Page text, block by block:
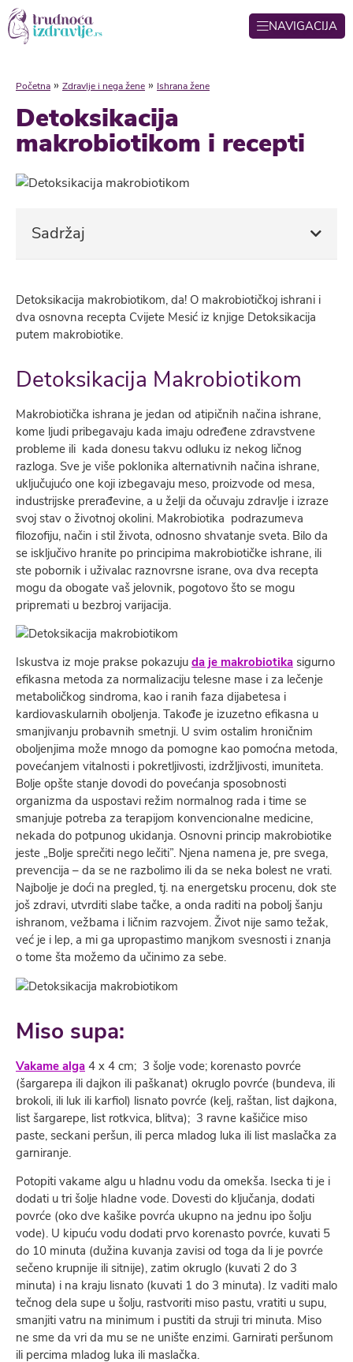
NAVIGACIJA
Početna » Zdravlje i nega žene » Ishrana žene
Detoksikacija
makrobiotikom i recepti
Sadržaj
Detoksikacija makrobiotikom, da! O makrobiotičkoj ishrani i
dva osnovna recepta Cvijete Mesić iz knjige Detoksikacija
putem makrobiotike.
Detoksikacija Makrobiotikom
Makrobiotička ishrana je jedan od atipičnih načina ishrane,
kome ljudi pribegavaju kada imaju određene zdravstvene
probleme ili kada donesu takvu odluku iz nekog ličnog
razloga. Sve je više poklonika alternativnih načina ishrane,
uključujućo one koji izbegavaju meso, proizvode od mesa,
industrijske prerađevine, a u želji da očuvaju zdravlje i izraze
svoj stav o životnoj okolini. Makrobiotika podrazumeva
filozofiju, način i stil života, odnosno shvatanje sveta. Bilo da
se isključivo hranite po principima makrobiotičke ishrane, ili
ste pobornik i uživalac raznovrsne israne, ova dva recepta
mogu da obogate vaš jelovnik, pogotovo što se mogu
pripremati u bezbroj varijacija.
Iskustva iz moje prakse pokazuju da je makrobiotika sigurno
efikasna metoda za normalizaciju telesne mase i za lečenje
metaboličkog sindroma, kao i ranih faza dijabetesa i
kardiovaskularnih oboljenja. Takođe je izuzetno efikasna u
smanjivanju probavnih smetnji. U svim ostalim hroničnim
oboljenjima može mnogo da pomogne kao pomoćna metoda,
povećanjem vitalnosti i pokretljivosti, izdržljivosti, imuniteta.
Bolje opšte stanje dovodi do povećanja sposobnosti
organizma da uspostavi režim normalnog rada i time se
smanjuje potreba za terapijom konvencionalne medicine,
nekada do potpunog ukidanja. Osnovni princip makrobiotike
jeste „Bolje sprečiti nego lečiti”. Njena namena je, pre svega,
prevencija – da se ne razbolimo ili da se neka bolest ne vrati.
Najbolje je doći na pregled, tj. na energetsku procenu, dok ste
još zdravi, utvrditi slabe tačke, a onda raditi na pobolj­ šanju
ishranom, vežbama i ličnim razvojem. Život nije samo težak,
već je i lep, a mi ga upropastimo manjkom svesnosti i znanja
o tome šta možemo da učinimo za sebe.
Miso supa:
Vakame alga 4 x 4 cm; 3 šolje vode; korenasto povrće
(šargarepa ili dajkon ili paškanat) okruglo povrće (bundeva, ili
brokoli, ili luk ili karfiol) lisnato povrće (kelj, raštan, list dajkona,
list šargarepe, list rotkvica, blitva); 3 ravne kašičice miso
paste, seckani peršun, ili perca mladog luka ili list maslačka za
garniranje.
Potopiti vakame algu u hladnu vodu da omekša. Isecka­ ti je i
dodati u tri šolje hladne vode. Dovesti do ključanja, dodati
povrće (oko dve kašike povrća ukupno na jednu ipo šolju
vode). U kipuću vodu dodati prvo korenasto povrće, kuvati 5
do 10 minuta (dužina kuvanja zavisi od toga da li je povrće
sečeno krupnije ili sitnije), zatim okruglo (kuvati 2 do 3
minuta) i na kraju lisnato (kuvati 1 do 3 minuta). Iz­ vaditi malo
tečnog dela supe u šolju, rastvoriti miso pastu, vratiti u supu,
smanjiti vatru na minimum i pustiti da struji tri minuta. Miso
ne sme da vri da mu se ne unište enzimi. Garnirati peršunom
ili percima mladog luka ili maslačka.